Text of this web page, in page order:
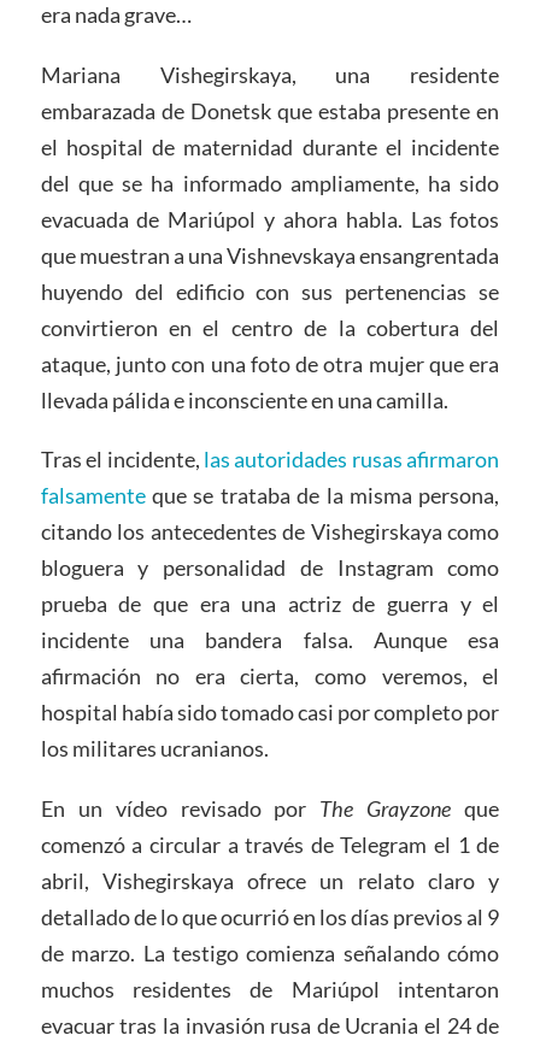
era nada grave…
Mariana Vishegirskaya, una residente
embarazada de Donetsk que estaba presente en
el hospital de maternidad durante el incidente
del que se ha informado ampliamente, ha sido
evacuada de Mariúpol y ahora habla. Las fotos
que muestran a una Vishnevskaya ensangrentada
huyendo del edificio con sus pertenencias se
convirtieron en el centro de la cobertura del
ataque, junto con una foto de otra mujer que era
llevada pálida e inconsciente en una camilla.
Tras el incidente, las autoridades rusas afirmaron
falsamenteque se trataba de la misma persona,
citando los antecedentes de Vishegirskaya como
bloguera y personalidad de Instagram como
prueba de que era una actriz de guerra y el
incidente una bandera falsa. Aunque esa
afirmación no era cierta, como veremos, el
hospital había sido tomado casi por completo por
los militares ucranianos.
En un vídeo revisado por The Grayzone que
comenzó a circular a través de Telegram el 1 de
abril, Vishegirskaya ofrece un relato claro y
detallado de lo que ocurrió en los días previos al 9
de marzo. La testigo comienza señalando cómo
muchos residentes de Mariúpol intentaron
evacuar tras la invasión rusa de Ucrania el 24 de